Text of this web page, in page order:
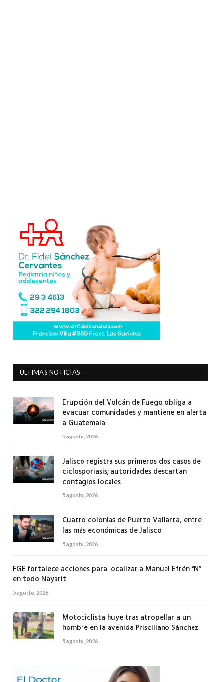
ULTIMAS NOTICIAS
Erupción del Volcán de Fuego obliga a
evacuar comunidades y mantiene en alerta
a Guatemala
5 agosto, 2026
Jalisco registra sus primeros dos casos de
ciclosporiasis; autoridades descartan
contagios locales
5 agosto, 2026
Cuatro colonias de Puerto Vallarta, entre
las más económicas de Jalisco
5 agosto, 2026
FGE fortalece acciones para localizar a Manuel Efrén “N”
en todo Nayarit
5 agosto, 2026
Motociclista huye tras atropellar a un
hombre en la avenida Prisciliano Sánchez
5 agosto, 2026